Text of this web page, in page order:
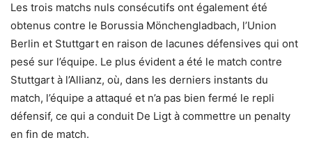
Les trois matchs nuls consécutifs ont également été
obtenus contre le Borussia Mönchengladbach, l’Union
Berlin et Stuttgart en raison de lacunes défensives qui ont
pesé sur l’équipe. Le plus évident a été le match contre
Stuttgart à l’Allianz, où, dans les derniers instants du
match, l’équipe a attaqué et n’a pas bien fermé le repli
défensif, ce qui a conduit De Ligt à commettre un penalty
en fin de match.